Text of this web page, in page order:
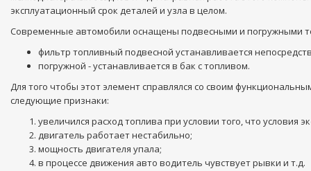
эксплуатационный срок деталей и узла в целом.
Современные автомобили оснащены подвесными и погружными
фильтр топливный подвесной устанавливается
погружной - устанавливается в бак с топливом.
Для того чтобы этот элемент справлялся со своим
следующие признаки:
увеличился расход топлива при условии того, что условия
двигатель работает нестабильно;
мощность двигателя упала;
в процессе движения авто водитель чувствует рывки и т.д.